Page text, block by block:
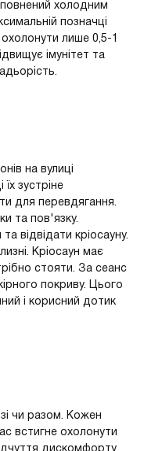
холодним
позначці
лише 0,5-1
імунітет та
на вулиці
зустріне
для перевдягання.
та пов'язку.
відвідати кріосауну.
Кріосаун має
стояти. За сеанс
покриву. Цього
і корисний дотик
чи разом. Кожен
встигне охолонути